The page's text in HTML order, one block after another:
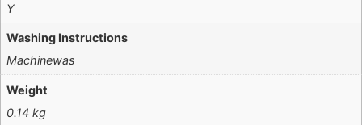
Y
Washing Instructions
Machinewas
Weight
0.14 kg